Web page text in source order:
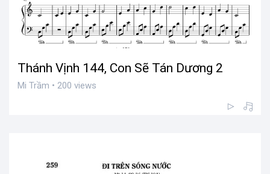
Thánh Vịnh 144, Con Sẽ Tán Dương 2
Mi Trầm • 200 views